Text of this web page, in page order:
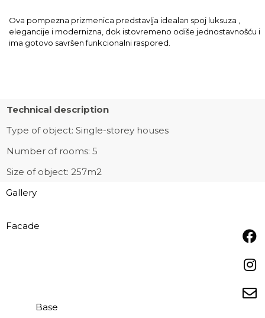
Ova pompezna prizmenica predstavlja idealan spoj luksuza ,
elegancije i modernizna, dok istovremeno odiše jednostavnošću i
ima gotovo savršen funkcionalni raspored.
Technical description
Type of object: Single-storey houses
Number of rooms: 5
Size of object: 257m2
Gallery
Facade
Base